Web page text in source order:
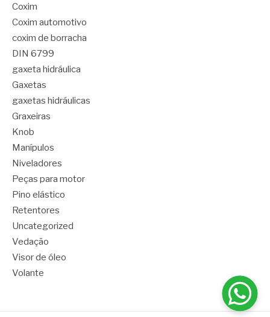
Coxim
Coxim automotivo
coxim de borracha
DIN 6799
gaxeta hidráulica
Gaxetas
gaxetas hidráulicas
Graxeiras
Knob
Manípulos
Niveladores
Peças para motor
Pino elástico
Retentores
Uncategorized
Vedação
Visor de óleo
Volante